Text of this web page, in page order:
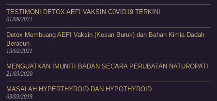
TESTIMONI DETOX AEFI VAKSIN C0VID19 TERKINI
01/08/2021
Detox Membuang AEFI Vaksin (Kesan Buruk) dan Bahan Kimia Dadah
Beracun
13/02/2021
MENGUATKAN IMUNITI BADAN SECARA PERUBATAN NATUROPATI
21/03/2020
MASALAH HYPERTHYROID DAN HYPOTHYROID
03/03/2019